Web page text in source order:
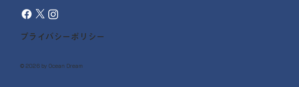
プライバシーポリシー
© 2026 by Ocean Dream